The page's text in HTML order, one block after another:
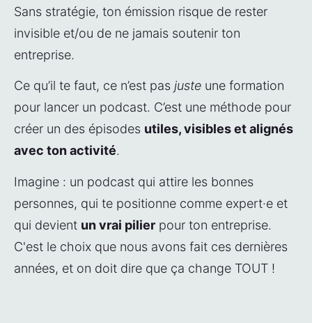
Sans stratégie, ton émission risque de rester
invisible et/ou de ne jamais soutenir ton
entreprise.
Ce qu’il te faut, ce n’est pas juste une formation
pour lancer un podcast. C’est une méthode pour
créer un des épisodes utiles, visibles et alignés
avec ton activité.
Imagine : un podcast qui attire les bonnes
personnes, qui te positionne comme expert·e et
qui devient un vrai pilier pour ton entreprise.
C'est le choix que nous avons fait ces dernières
années, et on doit dire que ça change TOUT !